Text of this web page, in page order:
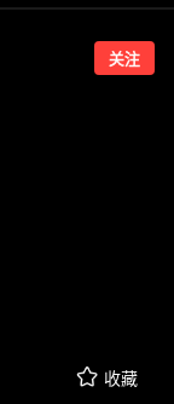
关注
收藏